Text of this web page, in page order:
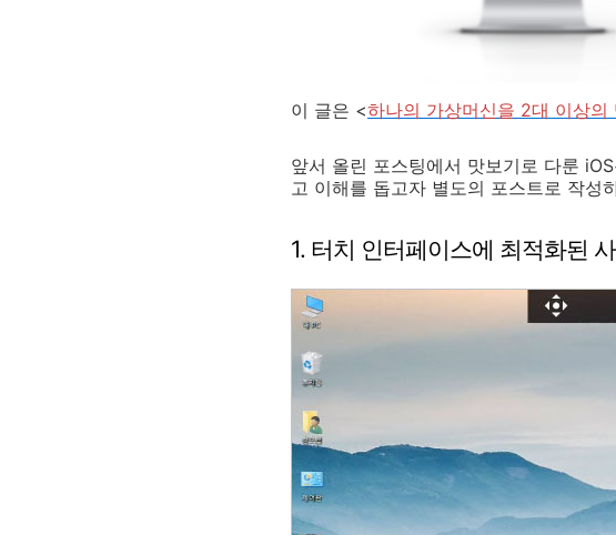
이 글은 <하나의 가상머신을 2대 이상
앞서 올린 포스팅에서 맛보기로 다룬
고 이해를 돕고자 별도의 포스트로 작성
1. 터치 인터페이스에 최적화된